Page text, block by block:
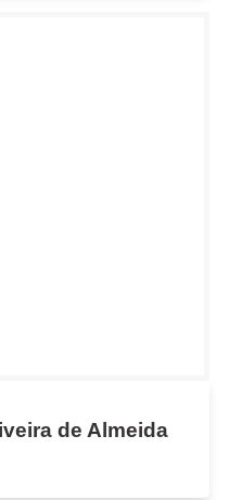
de Almeida